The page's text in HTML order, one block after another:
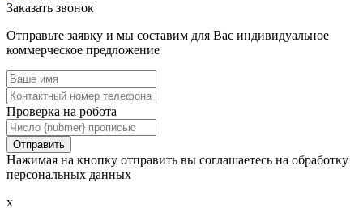
Заказать звонок
Отправьте заявку и мы составим для Вас индивидуальное
коммерческое предложение
Проверка на робота
Нажимая на кнопку отправить вы соглашаетесь на обработку
персональных данных
x